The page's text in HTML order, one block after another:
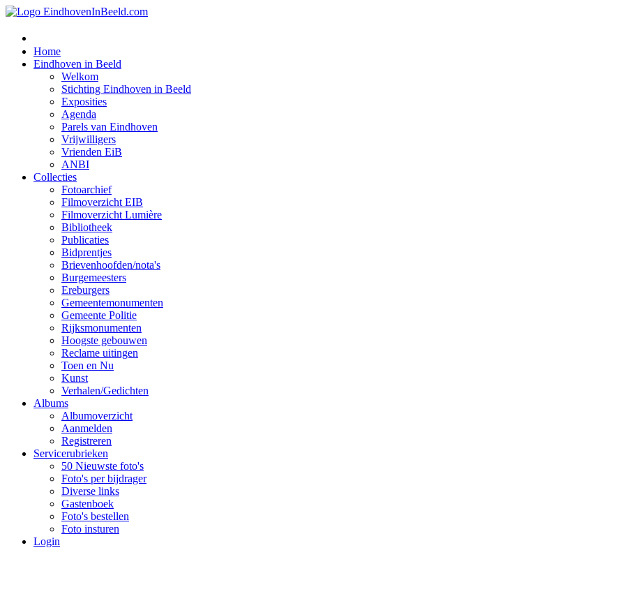
Home
Eindhoven in Beeld
Welkom
Stichting Eindhoven in Beeld
Exposities
Agenda
Parels van Eindhoven
Vrijwilligers
Vrienden EiB
ANBI
Collecties
Fotoarchief
Filmoverzicht EIB
Filmoverzicht Lumière
Bibliotheek
Publicaties
Bidprentjes
Brievenhoofden/nota's
Burgemeesters
Ereburgers
Gemeentemonumenten
Gemeente Politie
Rijksmonumenten
Hoogste gebouwen
Reclame uitingen
Toen en Nu
Kunst
Verhalen/Gedichten
Albums
Albumoverzicht
Aanmelden
Registreren
Servicerubrieken
50 Nieuwste foto's
Foto's per bijdrager
Diverse links
Gastenboek
Foto's bestellen
Foto insturen
Login